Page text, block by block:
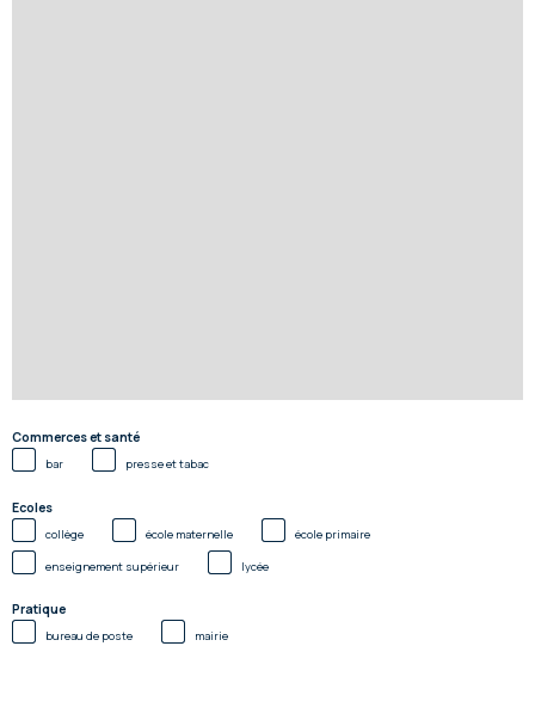
Commerces et santé
bar presse et tabac
Ecoles
collège école maternelle école primaire
enseignement supérieur lycée
Pratique
bureau de poste mairie